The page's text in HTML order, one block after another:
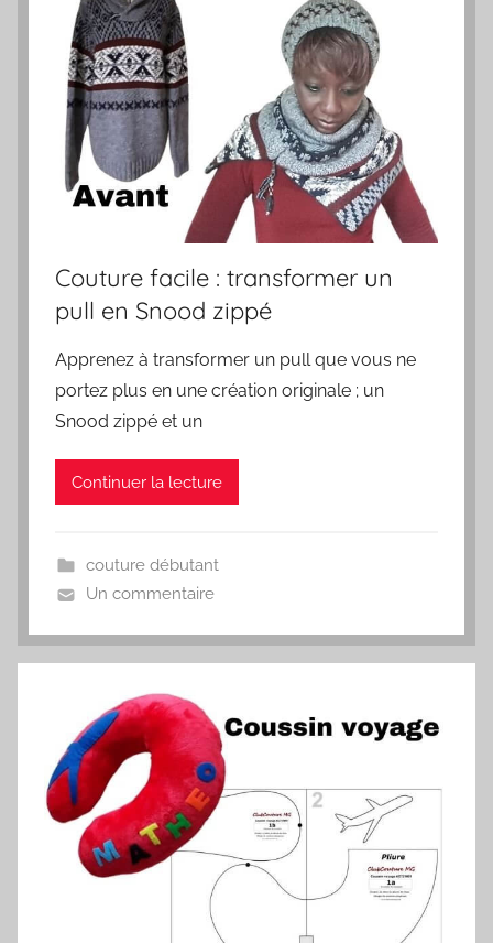
Couture facile : transformer un
pull en Snood zippé
Apprenez à transformer un pull que vous ne
portez plus en une création originale ; un
Snood zippé et un
Continuer la lecture
couture débutant
Un commentaire